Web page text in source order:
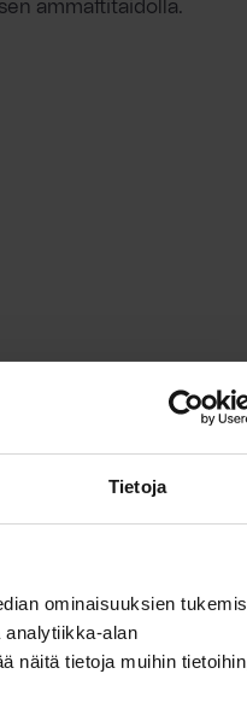
Tietoja
ominaisuuksien
analytiikka-alan
näitä tietoja muihin
ammattitaidolla.